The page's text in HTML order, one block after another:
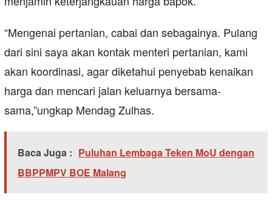
“Mengenai pertanian, cabai dan sebagainya. Pulang
dari sini saya akan kontak menteri pertanian, kami
akan koordinasi, agar diketahui penyebab kenaikan
harga dan mencari jalan keluarnya bersama-
sama,”ungkap Mendag Zulhas.
Baca Juga : Puluhan Lembaga Teken MoU dengan
BBPPMPV BOE Malang